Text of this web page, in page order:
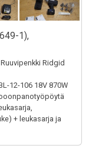
1),
Ridgid
12-106 18V 870W
+ leukasarja ja